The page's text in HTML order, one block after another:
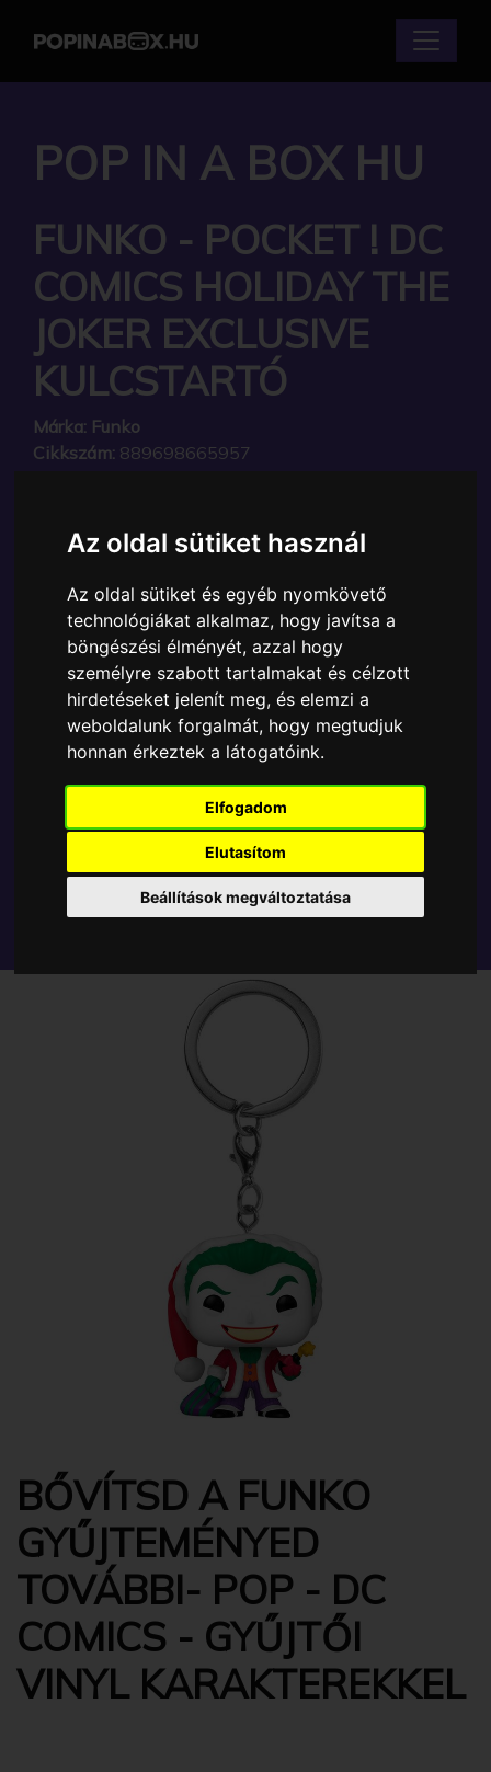
Az oldal sütiket használ
Az oldal sütiket és egyéb nyomkövető
technológiákat alkalmaz, hogy javítsa a
böngészési élményét, azzal hogy
személyre szabott tartalmakat és célzott
hirdetéseket jelenít meg, és elemzi a
weboldalunk forgalmát, hogy megtudjuk
honnan érkeztek a látogatóink.
Elfogadom
Elutasítom
Beállítások megváltoztatása
POP IN A BOX HU
FUNKO - POCKET ! DC
COMICS HOLIDAY THE
JOKER EXCLUSIVE
KULCSTARTÓ
Márka: Funko
Cikkszám: 889698665957
A Funko POP - DC Comics egyik népszerű terméke a
Exclusive kulcstartó, amely ablakos csomagolásban
azaz - POP In a Box - várja új gazdáját.
TOVÁBB A VÁSÁRLÁSRA
Tetszik? Osszd meg másokkal!
BŐVÍTSD A FUNKO
GYŰJTEMÉNYED
TOVÁBBI- POP - DC
COMICS - GYŰJTŐI
VINYL KARAKTEREKKEL